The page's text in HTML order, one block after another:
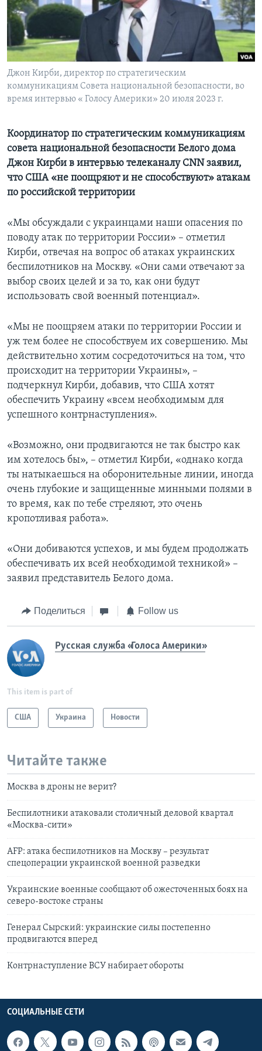
Learning English
СОЦИАЛЬНЫЕ СЕТИ
Джон Кирби, директор по стратегическим
коммуникациям Совета национальной безопасности, во
время интервью « Голосу Америки» 20 июля 2023 г.
Координатор по стратегическим коммуникациям
совета национальной безопасности Белого дома
Джон Кирби в интервью телеканалу CNN заявил,
что США «не поощряют и не способствуют» атакам
по российской территории
«Мы обсуждали с украинцами наши опасения по
поводу атак по территории России» – отметил
Кирби, отвечая на вопрос об атаках украинских
беспилотников на Москву. «Они сами отвечают за
выбор своих целей и за то, как они будут
использовать свой военный потенциал».
«Мы не поощряем атаки по территории России и
уж тем более не способствуем их совершению. Мы
действительно хотим сосредоточиться на том, что
происходит на территории Украины», –
подчеркнул Кирби, добавив, что США хотят
обеспечить Украину «всем необходимым для
успешного контрнаступления».
«Возможно, они продвигаются не так быстро как
им хотелось бы», – отметил Кирби, «однако когда
ты натыкаешься на оборонительные линии, иногда
очень глубокие и защищенные минными полями в
то время, как по тебе стреляют, это очень
кропотливая работа».
«Они добиваются успехов, и мы будем продолжать
обеспечивать их всей необходимой техникой» –
заявил представитель Белого дома.
Поделиться Follow us
Русская служба «Голоса Америки»
This item is part of
США Украина Новости
Читайте также
Москва в дроны не верит?
Беспилотники атаковали столичный деловой квартал
«Москва-сити»
AFP: атака беспилотников на Москву – результат
спецоперации украинской военной разведки
Украинские военные сообщают об ожесточенных боях на
северо-востоке страны
Генерал Сырский: украинские силы постепенно
продвигаются вперед
Контрнаступление ВСУ набирает обороты
СОЦИАЛЬНЫЕ СЕТИ